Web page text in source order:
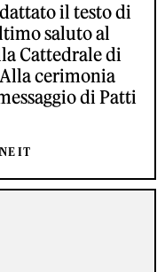
il testo di
saluto al
Cattedrale di
cerimonia
di Patti
IT